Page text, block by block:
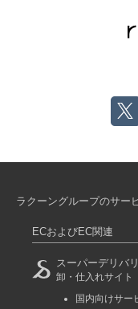
ラクーングループのサー
ECおよびEC関連
スーパーデリバ
卸・仕入れサイト
国内向けサー